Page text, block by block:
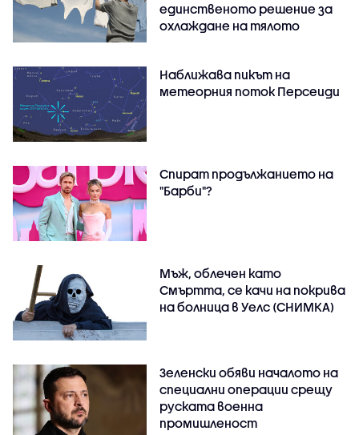
единственото решение за
охлаждане на тялото
Наближава пикът на
метеорния поток Персеиди
Спират продължанието на
"Барби"?
Мъж, облечен като
Смъртта, се качи на покрива
на болница в Уелс (СНИМКА)
Зеленски обяви началото на
специални операции срещу
руската военна
промишленост